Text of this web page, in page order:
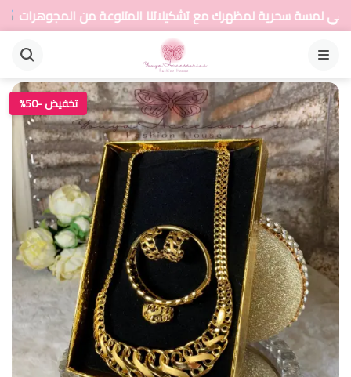
مع تشكيلاتنا المتنوعة من المجوهرات أضيفي
القائمة
تخفيض -50%